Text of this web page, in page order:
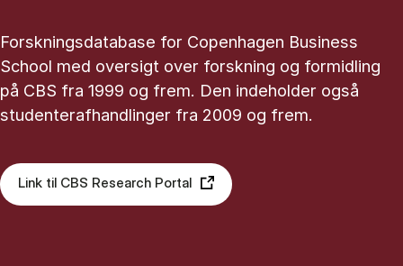
Forskningsdatabase for Copenhagen Business
School med oversigt over forskning og formidling
på CBS fra 1999 og frem. Den indeholder også
studenterafhandlinger fra 2009 og frem.
Link til CBS Research Portal